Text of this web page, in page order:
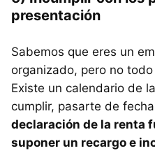
presentación
Sabemos que eres un
organizado, pero no
Existe un calendario de
cumplir, pasarte de
declaración de la renta
suponer un recargo e